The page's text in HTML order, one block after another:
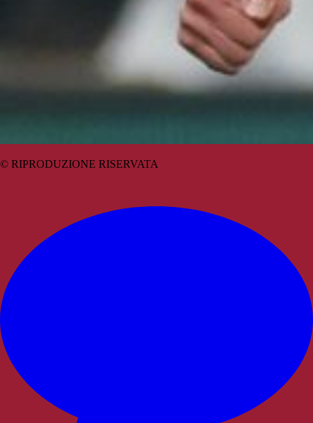
© RIPRODUZIONE RISERVATA